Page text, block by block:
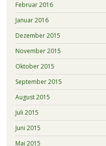
Februar 2016
Januar 2016
Dezember 2015
November 2015
Oktober 2015
September 2015
August 2015
Juli 2015
Juni 2015
Mai 2015